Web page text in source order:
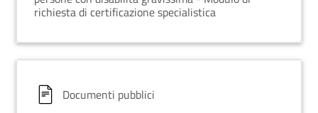
richiesta di certificazione specialistica
Documenti pubblici